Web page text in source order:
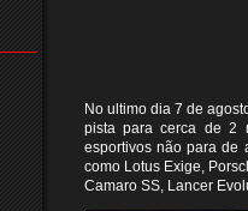
No ultimo dia 7 de
pista para cerca de 2
esportivos não para de
como Lotus Exige,
Camaro SS, Lancer